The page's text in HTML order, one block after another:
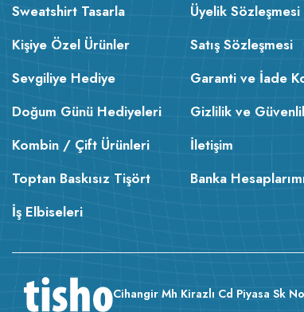
Sweatshirt Tasarla
Kişiye Özel Ürünler
Sevgiliye Hediye
Doğum Günü Hediyeleri
Kombin / Çift Ürünleri
Toptan Baskısız Tişört
İş Elbiseleri
Üyelik Sözleşmesi
Satış Sözleşmesi
Garanti ve İade
Gizlilik ve
İletişim
Banka
Cihangir Mh Kirazlı Cd Piyasa Sk